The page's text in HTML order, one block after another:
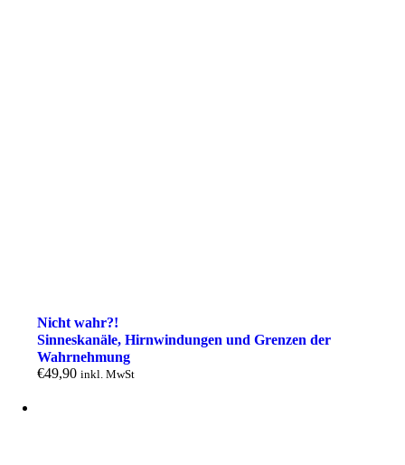
Nicht wahr?!
Sinneskanäle, Hirnwindungen und Grenzen der
Wahrnehmung
€49,90 inkl. MwSt